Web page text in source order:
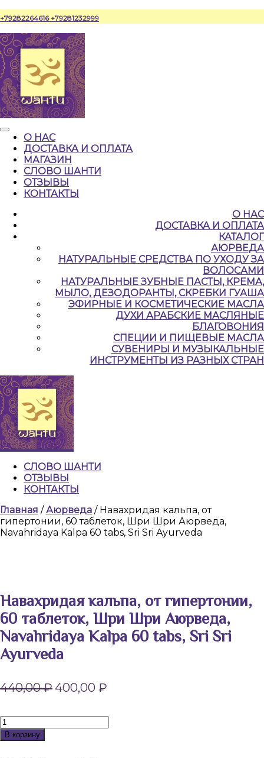
Перейти
к
содержимому
+79282264616+79281232999
Кнопка
ОткрытьО НАС
ДОСТАВКА И ОПЛАТА
МАГАЗИН
СЛОВО ШАНТИ
ОТЗЫВЫ
КОНТАКТЫ
ЗАКРЫТЬ
О НАС
ДОСТАВКА И ОПЛАТА
КАТАЛОГ
АЮРВЕДА
НАТУРАЛЬНЫЕ CРЕДСТВА ПО УХОДУ ЗА
ВОЛОСАМИ
НАТУРАЛЬНЫЕ ЗУБНЫЕ ПАСТЫ, КРЕМА,
МЫЛО, ДЕЗОДОРАНТЫ, СКРЕБКИ ГУАША
ЭФИРНЫЕ И КОСМЕТИЧЕСКИЕ МАСЛА
ДУХИ АРАБСКИЕ МАСЛЯНЫЕ
БЛАГОВОНИЯ
СПЕЦИИ И ПИЩЕВЫЕ МАСЛА
СУВЕНИРЫ И МУЗЫКАЛЬНЫЕ
ИНСТРУМЕНТЫ ИЗ РАЗНЫХ СТРАН
СЛОВО ШАНТИ
ОТЗЫВЫ
КОНТАКТЫ
КНОПКА
ЗАКРЫТЬ
Главная /Аюрведа / Навахридая кальпа, от
гипертонии, 60 таблеток, Шри Шри Аюрведа,
Navahridaya Kalpa 60 tabs, Sri Sri Ayurveda
Навахридая кальпа, от гипертонии,
60 таблеток, Шри Шри Аюрведа,
Navahridaya Kalpa 60 tabs, Sri Sri
Ayurveda
440,00₽ Первоначальная
цена
440,00 ₽.
400,00 ₽
Количество
товара
Навахридая
В корзину